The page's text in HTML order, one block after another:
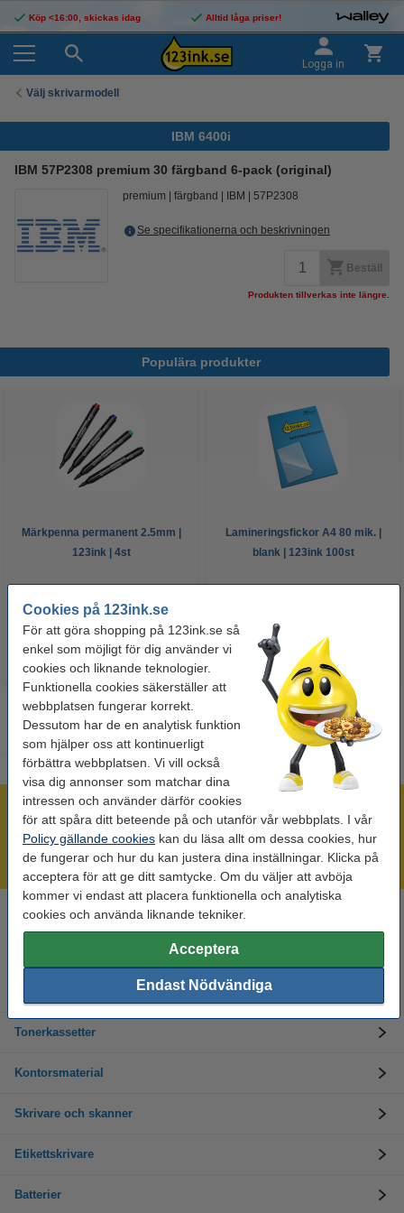
Cookies på 123ink.se
För att göra shopping på 123ink.se så
enkel som möjligt för dig använder vi
cookies och liknande teknologier.
Funktionella cookies säkerställer att
webbplatsen fungerar korrekt.
Dessutom har de en analytisk funktion
som hjälper oss att kontinuerligt
förbättra webbplatsen. Vi vill också
visa dig annonser som matchar dina
intressen och använder därför cookies
för att spåra ditt beteende på och utanför vår webbplats. I vår
Policy gällande cookies kan du läsa allt om dessa cookies, hur
de fungerar och hur du kan justera dina inställningar. Klicka på
acceptera för att ge ditt samtycke. Om du väljer att avböja
kommer vi endast att placera funktionella och analytiska
cookies och använda liknande tekniker.
Acceptera
Endast Nödvändiga
Köp <16:00, skickas idag Alltid låga priser!
Logga in
Välj skrivarmodell
IBM 6400i
IBM 57P2308 premium 30 färgband 6-pack (original)
premium färgband IBM 57P2308
Se specifikationerna och beskrivningen
Beställ
Produkten tillverkas inte längre.
Populära produkter
Märkpenna permanent 2.5mm |
123ink | 4st
Lamineringsfickor A4 80 mik. |
blank | 123ink 100st
Mer än 300.000 kunder!
Beställ innan 16:00 så skickar vi idag!
Alltid låga priser!
Tonerkassetter
Kontorsmaterial
Skrivare och skanner
Etikettskrivare
Batterier